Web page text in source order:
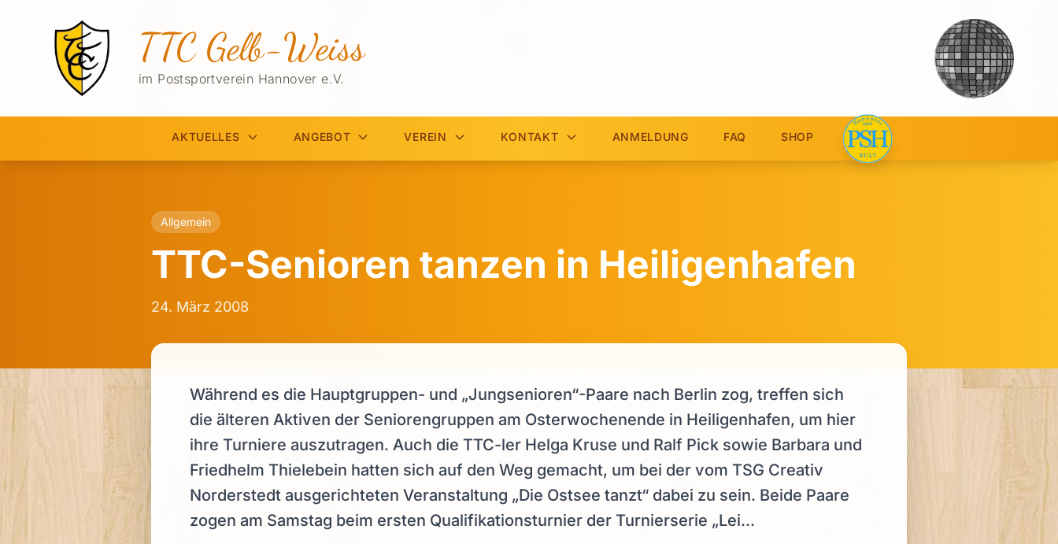
TTC Gelb-Weiss
im Postsportverein Hannover e.V.
AKTUELLES ANGEBOT VEREIN KONTAKT ANMELDUNG FAQ SHOP
Allgemein
TTC-Senioren tanzen in Heiligenhafen
24. März 2008
Während es die Hauptgruppen- und „Jungsenioren“-Paare nach Berlin zog, treffen sich
die älteren Aktiven der Seniorengruppen am Osterwochenende in Heiligenhafen, um hier
ihre Turniere auszutragen. Auch die TTC-ler Helga Kruse und Ralf Pick sowie Barbara und
Friedhelm Thielebein hatten sich auf den Weg gemacht, um bei der vom TSG Creativ
Norderstedt ausgerichteten Veranstaltung „Die Ostsee tanzt“ dabei zu sein. Beide Paare
zogen am Samstag beim ersten Qualifikationsturnier der Turnierserie „Lei...